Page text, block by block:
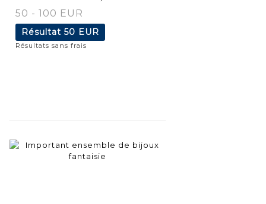
50 - 100 EUR
Résultat 50 EUR
Résultats sans frais